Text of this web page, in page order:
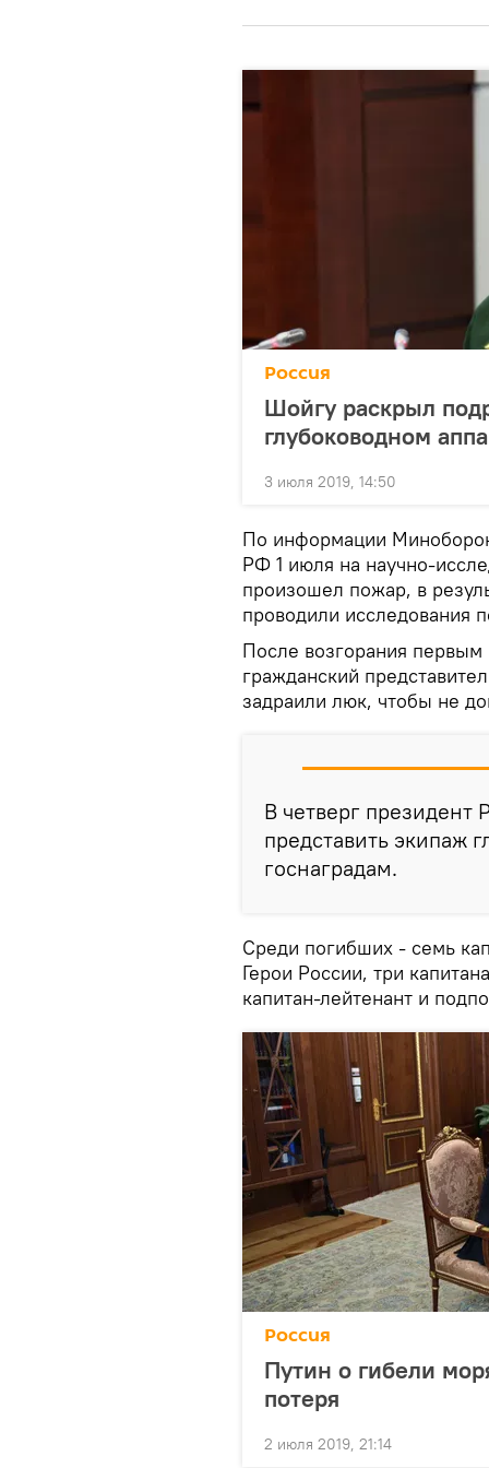
Россия
Шойгу раскрыл
глубоководном
3 июля 2019, 14:50
По информации
РФ 1 июля на научно-
произошел пожар, в
проводили исследования
После возгорания первым
гражданский
задраили люк, чтобы не
В четверг
представить экипаж
госнаградам.
Среди погибших - семь
Герои России, три
капитан-лейтенант и
Россия
Путин о гибели
потеря
2 июля 2019, 21:14